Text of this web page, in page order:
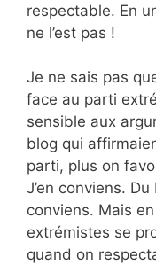
respectable. En
ne l’est pas !
Je ne sais pas
face au parti
sensible aux
blog qui
parti, plus on
J’en conviens.
conviens. Mais
extrémistes se
quand on